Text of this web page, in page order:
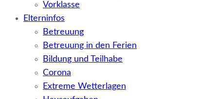
Vorklasse
Elterninfos
Betreuung
Betreuung in den Ferien
Bildung und Teilhabe
Corona
Extreme Wetterlagen